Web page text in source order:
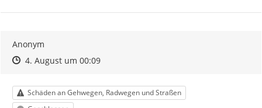
Anonym
Zeitpunkt des Erstellens
Zeitpunkt des Erstellens
4. August um 00:09Zur Äußerung
Kategorie
Schäden an Gehwegen, Radwegen und Straßen